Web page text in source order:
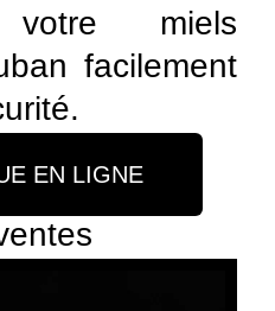
votre miels
facilement
EN LIGNE